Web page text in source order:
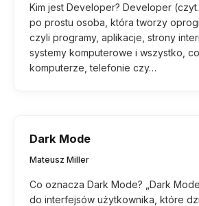
Kim jest Developer? Developer
po prostu osoba, która tworzy
czyli programy, aplikacje, strony
systemy komputerowe i wszystko, co
komputerze, telefonie czy…
Dark Mode
Mateusz Miller
Co oznacza Dark Mode? „Dark
do interfejsów użytkownika, które